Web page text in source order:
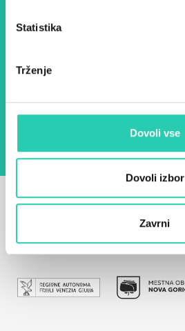
Statistika
Trženje
Dovoli vse
Dovoli izbor
Zavrni